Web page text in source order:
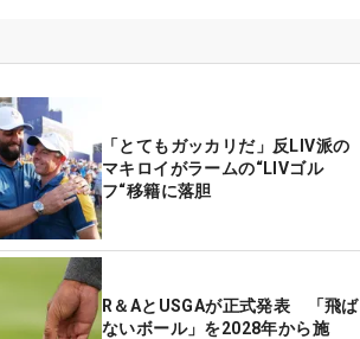
「とてもガッカリだ」反LIV派の
マキロイがラームの“LIVゴル
フ“移籍に落胆
R＆AとUSGAが正式発表 「飛ば
ないボール」を2028年から施